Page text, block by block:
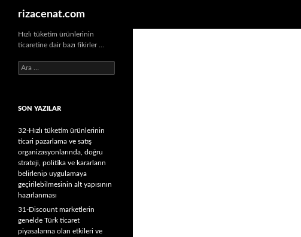
rizacenat.com
Hızlı tüketim ürünlerinin
ticaretine dair bazı fikirler …
A
r
a
SON YAZILAR
32-Hızlı tüketim ürünlerinin
ticari pazarlama ve satış
organizasyonlarında, doğru
strateji, politika ve kararların
belirlenip uygulamaya
geçirilebilmesinin alt yapısının
hazırlanması
31-Discount marketlerin
genelde Türk ticaret
piyasalarına olan etkileri ve